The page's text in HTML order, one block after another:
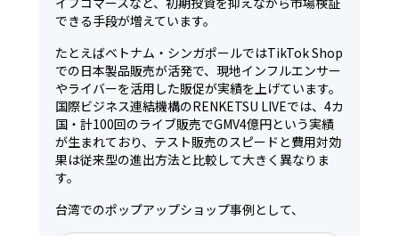
できる手段が増えています。
たとえばベトナム・シンガポールではTikTok Shop
での日本製品販売が活発で、現地インフルエンサー
やライバーを活用した販促が実績を上げています。
国際ビジネス連結機構のRENKETSU LIVEでは、4カ
国・計100回のライブ販売でGMV4億円という実績
が生まれており、テスト販売のスピードと費用対効
果は従来型の進出方法と比較して大きく異なりま
す。
台湾でのポップアップショップ事例として、